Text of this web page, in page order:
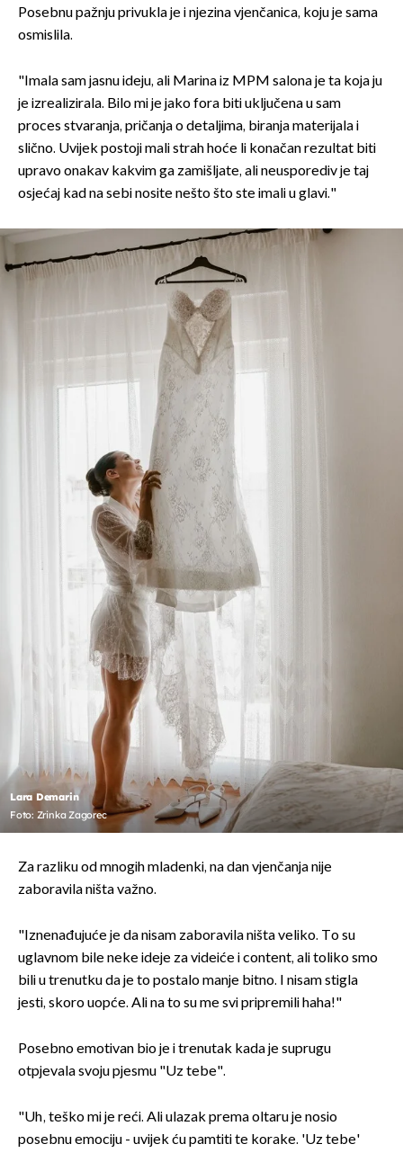
Posebnu pažnju privukla je i njezina vjenčanica, koju je sama
osmislila.
"Imala sam jasnu ideju, ali Marina iz MPM salona je ta koja ju
je izrealizirala. Bilo mi je jako fora biti uključena u sam
proces stvaranja, pričanja o detaljima, biranja materijala i
slično. Uvijek postoji mali strah hoće li konačan rezultat biti
upravo onakav kakvim ga zamišljate, ali neusporediv je taj
osjećaj kad na sebi nosite nešto što ste imali u glavi."
Lara Demarin
Foto: Zrinka Zagorec
Za razliku od mnogih mladenki, na dan vjenčanja nije
zaboravila ništa važno.
"Iznenađujuće je da nisam zaboravila ništa veliko. To su
uglavnom bile neke ideje za videiće i content, ali toliko smo
bili u trenutku da je to postalo manje bitno. I nisam stigla
jesti, skoro uopće. Ali na to su me svi pripremili haha!"
Posebno emotivan bio je i trenutak kada je suprugu
otpjevala svoju pjesmu "Uz tebe".
"Uh, teško mi je reći. Ali ulazak prema oltaru je nosio
posebnu emociju - uvijek ću pamtiti te korake. 'Uz tebe'